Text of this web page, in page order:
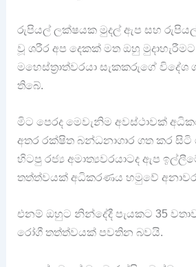
රුපියල් ලක්ෂයක මුදල් ඇප සහ
වූ ශරීර අප දෙකක් මත ඔහු
මහෙස්ත්‍රාත්වරයා සැකකරුගේ
තිබේ.
මිට පෙරද මෙවැනිම අවස්ථාවක්
අතර රක්ෂිත බන්ධනාගාර ගත කර සිටි
හිටපු රජ්‍ය අමාත්‍යවරයාටද ඇප
තත්ත්වයක් අධිකරණය හමුවේ
එනම් ඔහුට නින්දේදී පැයකට 35
රෝගී තත්ත්වයක් පවතින බවයි.